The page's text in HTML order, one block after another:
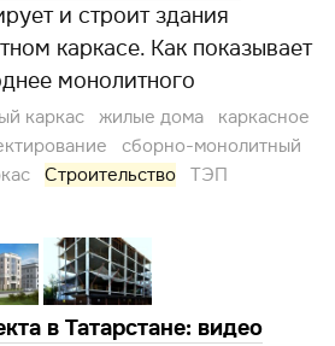
и строит здания
каркасе. Как показывает
монолитного
каркас жилые дома
каркасное
сборно-монолитный
Строительство ТЭП
в Татарстане: видео